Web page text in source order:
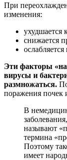
При
изменения:
ухудшается
снижается
Эти факторы
вирусы и
размножаться.
поражения почек
В
называют
термина
Поэтому
имеет